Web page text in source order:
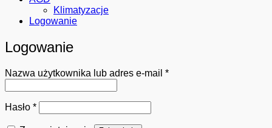
Klimatyzacje
Logowanie
Logowanie
Nazwa użytkownika lub adres e-mail *Wymagane
Hasło *Wymagane